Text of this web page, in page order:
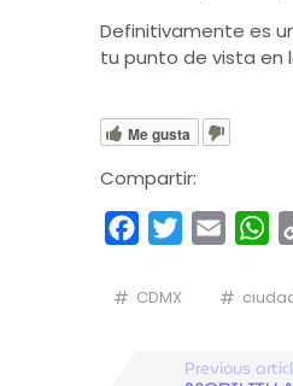
Definitivamente es
tu punto de vista en
Me gusta
Compartir:
FacebookTwitterEmail
CDMX
Previous